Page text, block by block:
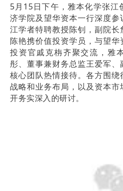
5月15日下午，雅本化学张江
济学院及望华资本一行深度
江学者特聘教授陈钊，副院
陈艳携价值投资学员，与望
投资官戚克栴齐聚交流，雅
彤、董事兼财务总监王爱军
核心团队热情接待。各方围
战略和业务布局，以及资本
开务实深入的研讨。